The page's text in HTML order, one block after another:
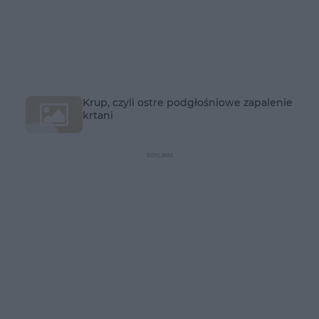
Krup, czyli ostre podgłośniowe zapalenie
krtani